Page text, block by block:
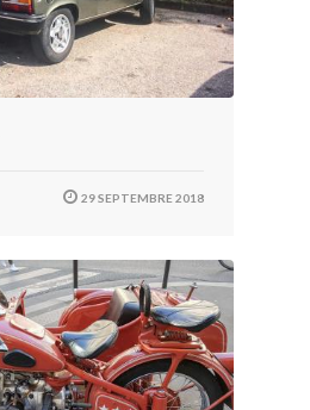
29 SEPTEMBRE 2018